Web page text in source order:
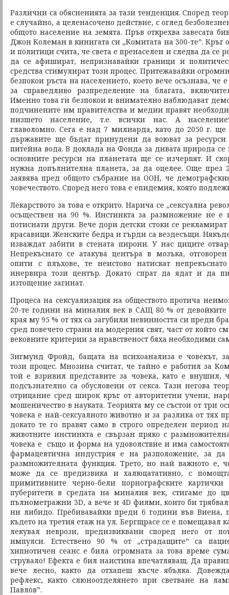
Различни са обясненията за тази тенденция. Според
е случайно, а целенасочено действие, с оглед
общото население на земята. Пръв открехва завесата
Джон Колеман в кинигата си „Комитата на 300-те”. Кръг
и политици счита, че света е пренаселен и следва да се
да се афишират, непризнавайки граници и
средства стимулират този процес. Притежавайки огромни
безпокои ръста на населението, което вече осъзнава, че
за справедливо разпределение на благата,
Именно това ги безпокои и внимателно наблюдават
подчинените им правителства и медии правят
низшето население, т.е. всички нас. А
главоломно. Сега е над 7 милиарда, като до 2050 г. ще
държавите ще бъдат принудени да воюват за
питейна вода. В доклада на Фонда за дивата природа се
основните ресурси на планетата ще се изчерпят. И
нужна допълнителна планета, за да оцелее. Още през
заявява пред общото събрание на ООН, че
човечеството. Според него това е епидемия, която
Лекарството за това е открито. Нарича се „сексуална
осъществен на 90 %. Инстинкта за размножение не е
потиснати други. Вече дори детски стоки се
красавици. Женските бедра и гърди са вездесъщи.
изваждат забити в стената пирони. У нас циците
Непрекъснато се атакува центъра в мозъка,
опити с плъхове, те неистово натискат
инервира този център. Докато спрат да ядат и да
изтощение загинат.
Процеса на сексуализация на обществото протича
20-те години на миналия век в САЩ 80 % от девойките
края му 95 % от тях са загубили невинността си преди
сред повечето страни на модерния свят, част от който
вековните критерии за нравственост бяха необходими
Зигмунд Фройд, бащата на психоанализа е човекът,
този процес. Мнозина считат, че тайно е работил за
той е взривил представите за човека, като е внушил,
подсъзнателно са обусловени от секса. Тази негова
отрицание сред широк кръг от авторитетни учени,
мошеничество в науката. Теорията му се състои от три
човека е най-сексуалното животно и за разлика от тях
докато те го правят само в строго определен период
животните инстинкта е свързан пряко с
човека е също и форма на удоволствие и има
фармацевтична индустрия е на разположение, за
размножителната функция. Трето, но най важното е,
може да се предизвика и халюцатативно, с
примитивните черно-бели порнографските
пуберитети в средата на миналия век, стигаме до
пълнометражни 3D, а вече и 4D филми, които би
ни либидо. Пребивавайки преди 6 години във Виена,
където на третия етаж на ул. Бергщрасе се е помещавал
лекувал неврози, предизвиквани според него от
импулси. Естествено 90 % от „страдащите” са
хипнотичен сеанс е била огромната за това време
струвало! Ефекта е бил наистина впечатляващ. Да
вече лесно, както да отхапеш късче ябълка.
рефлекс, както слюноотделянето при светване на
Павлов”.